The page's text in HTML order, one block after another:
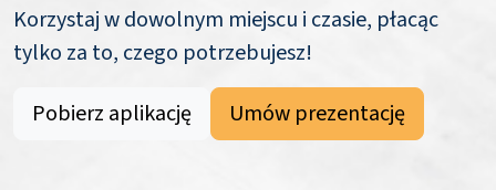
Korzystaj w dowolnym miejscu i czasie, płacąc
tylko za to, czego potrzebujesz!
Pobierz aplikację
Umów prezentację